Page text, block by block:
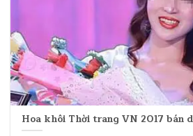
Hoa khôi Thời trang VN 2017 bán